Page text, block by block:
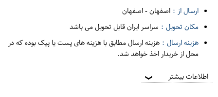
ارسال از : اصفهان-اصفهان
مکان تحویل : سراسر ایران قابل تحویل می باشد
هزینه ارسال : هزینه ارسال مطابق با هزینه های پست یا پیک بوده که در
محل از خریدار اخذ خواهد شد.
اطلاعات بیشتر ❯